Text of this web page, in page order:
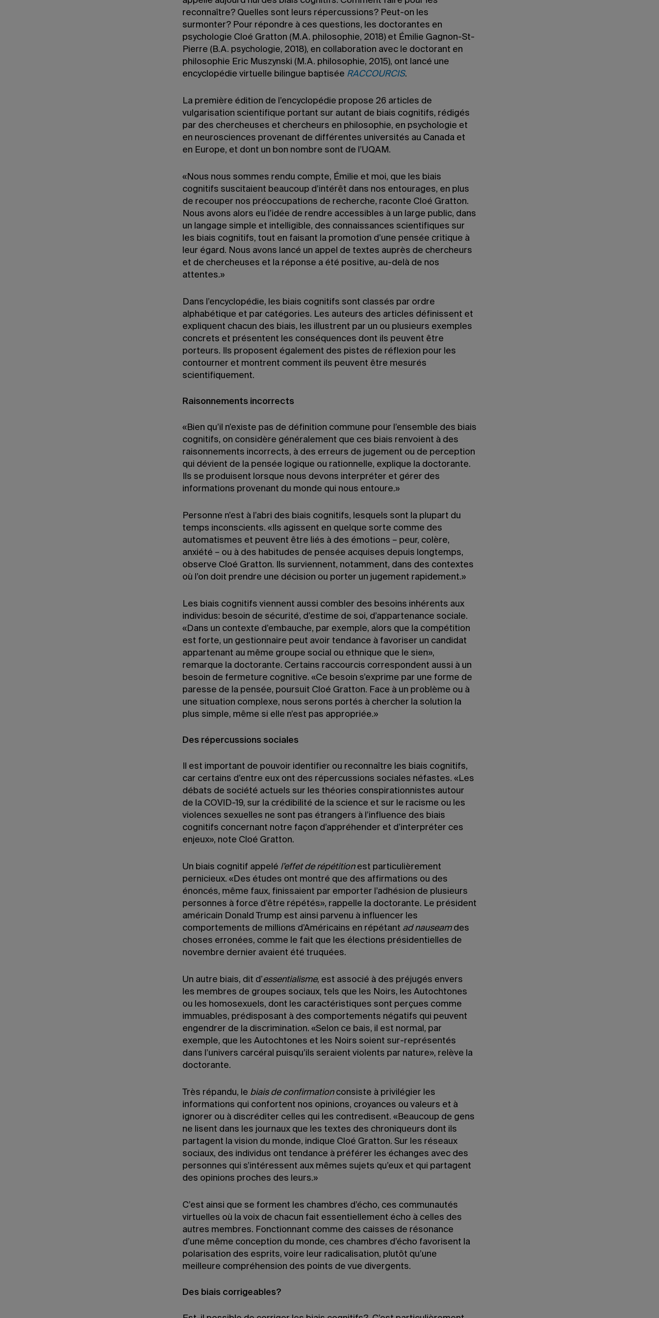
reconnaître? Quelles sont leurs répercussions? Peut-on les
surmonter? Pour répondre à ces questions, les doctorantes en
psychologie Cloé Gratton (M.A. philosophie, 2018) et Émilie Gagnon-St-
Pierre (B.A. psychologie, 2018), en collaboration avec le doctorant en
philosophie Eric Muszynski (M.A. philosophie, 2015), ont lancé une
encyclopédie virtuelle bilingue baptisée RACCOURCIS.
La première édition de l’encyclopédie propose 26 articles de
vulgarisation scientifique portant sur autant de biais cognitifs, rédigés
par des chercheuses et chercheurs en philosophie, en psychologie et
en neurosciences provenant de différentes universités au Canada et
en Europe, et dont un bon nombre sont de l’UQAM.
«Nous nous sommes rendu compte, Émilie et moi, que les biais
cognitifs suscitaient beaucoup d’intérêt dans nos entourages, en plus
de recouper nos préoccupations de recherche, raconte Cloé Gratton.
Nous avons alors eu l’idée de rendre accessibles à un large public, dans
un langage simple et intelligible, des connaissances scientifiques sur
les biais cognitifs, tout en faisant la promotion d’une pensée critique à
leur égard. Nous avons lancé un appel de textes auprès de chercheurs
et de chercheuses et la réponse a été positive, au-delà de nos
attentes.»
Dans l’encyclopédie, les biais cognitifs sont classés par ordre
alphabétique et par catégories. Les auteurs des articles définissent et
expliquent chacun des biais, les illustrent par un ou plusieurs exemples
concrets et présentent les conséquences dont ils peuvent être
porteurs. Ils proposent également des pistes de réflexion pour les
contourner et montrent comment ils peuvent être mesurés
scientifiquement.
Raisonnements incorrects
«Bien qu’il n’existe pas de définition commune pour l’ensemble des biais
cognitifs, on considère généralement que ces biais renvoient à des
raisonnements incorrects, à des erreurs de jugement ou de perception
qui dévient de la pensée logique ou rationnelle, explique la doctorante.
Ils se produisent lorsque nous devons interpréter et gérer des
informations provenant du monde qui nous entoure.»
Personne n’est à l’abri des biais cognitifs, lesquels sont la plupart du
temps inconscients. «Ils agissent en quelque sorte comme des
automatismes et peuvent être liés à des émotions – peur, colère,
anxiété – ou à des habitudes de pensée acquises depuis longtemps,
observe Cloé Gratton. Ils surviennent, notamment, dans des contextes
où l’on doit prendre une décision ou porter un jugement rapidement.»
Les biais cognitifs viennent aussi combler des besoins inhérents aux
individus: besoin de sécurité, d’estime de soi, d’appartenance sociale.
«Dans un contexte d’embauche, par exemple, alors que la compétition
est forte, un gestionnaire peut avoir tendance à favoriser un candidat
appartenant au même groupe social ou ethnique que le sien»,
remarque la doctorante. Certains raccourcis correspondent aussi à un
besoin de fermeture cognitive. «Ce besoin s’exprime par une forme de
paresse de la pensée, poursuit Cloé Gratton. Face à un problème ou à
une situation complexe, nous serons portés à chercher la solution la
plus simple, même si elle n’est pas appropriée.»
Des répercussions sociales
Il est important de pouvoir identifier ou reconnaître les biais cognitifs,
car certains d’entre eux ont des répercussions sociales néfastes. «Les
débats de société actuels sur les théories conspirationnistes autour
de la COVID-19, sur la crédibilité de la science et sur le racisme ou les
violences sexuelles ne sont pas étrangers à l’influence des biais
cognitifs concernant notre façon d’appréhender et d’interpréter ces
enjeux», note Cloé Gratton.
Un biais cognitif appelé l’effet de répétitionest particulièrement
pernicieux. «Des études ont montré que des affirmations ou des
énoncés, même faux, finissaient par emporter l’adhésion de plusieurs
personnes à force d’être répétés», rappelle la doctorante. Le président
américain Donald Trump est ainsi parvenu à influencer les
comportements de millions d’Américains en répétant ad nauseamdes
choses erronées, comme le fait que les élections présidentielles de
novembre dernier avaient été truquées.
Un autre biais, dit d’essentialisme, est associé à des préjugés envers
les membres de groupes sociaux, tels que les Noirs, les Autochtones
ou les homosexuels, dont les caractéristiques sont perçues comme
immuables, prédisposant à des comportements négatifs qui peuvent
engendrer de la discrimination. «Selon ce bais, il est normal, par
exemple, que les Autochtones et les Noirs soient sur-représentés
dans l’univers carcéral puisqu’ils seraient violents par nature», relève la
doctorante.
Très répandu, le biais de confirmationconsiste à privilégier les
informations qui confortent nos opinions, croyances ou valeurs et à
ignorer ou à discréditer celles qui les contredisent. «Beaucoup de gens
ne lisent dans les journaux que les textes des chroniqueurs dont ils
partagent la vision du monde, indique Cloé Gratton. Sur les réseaux
sociaux, des individus ont tendance à préférer les échanges avec des
personnes qui s’intéressent aux mêmes sujets qu’eux et qui partagent
des opinions proches des leurs.»
C’est ainsi que se forment les chambres d’écho, ces communautés
virtuelles où la voix de chacun fait essentiellement écho à celles des
autres membres. Fonctionnant comme des caisses de résonance
d’une même conception du monde, ces chambres d’écho favorisent la
polarisation des esprits, voire leur radicalisation, plutôt qu’une
meilleure compréhension des points de vue divergents.
Des biais corrigeables?